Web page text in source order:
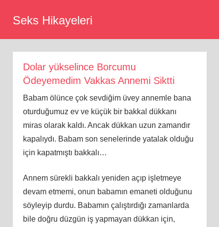
Seks Hikayeleri
Dolar yükselince Borcumu
Ödeyemedim Vakkas Annemi Siktti
Babam ölünce çok sevdiğim üvey annemle bana
oturduğumuz ev ve küçük bir bakkal dükkanı
miras olarak kaldı. Ancak dükkan uzun zamandır
kapalıydı. Babam son senelerinde yatalak olduğu
için kapatmıştı bakkalı…
Annem sürekli bakkalı yeniden açıp işletmeye
devam etmemi, onun babamın emaneti olduğunu
söyleyip durdu. Babamın çalıştırdığı zamanlarda
bile doğru düzgün iş yapmayan dükkan için,